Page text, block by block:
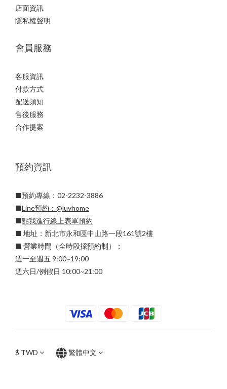
店面資訊
隱私權聲明
會員服務
客服資訊
付款方式
配送須知
售後服務
合作提案
預約資訊
■預約專線：02-2232-3886
■Line預約： @luvhome
■點我進行線上表單預約
■ 地址：新北市永和區中山路一段161號2樓
■ 營業時間（全時段採預約制）：
週一至週五 9:00~19:00
週六日/例假日 10:00~21:00
$ TWD 繁體中文